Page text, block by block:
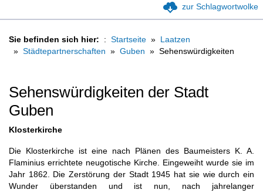
zur Schlagwortwolke
Sie befinden sich hier: Startseite
Laatzen
Städtepartnerschaften
Guben Sehenswürdigkeiten
Sehenswürdigkeiten der Stadt
Guben
Klosterkirche
Die Klosterkirche ist eine nach Plänen des Baumeisters K. A.
Flaminius errichtete neugotische Kirche. Eingeweiht wurde sie im
Jahr 1862. Die Zerstörung der Stadt 1945 hat sie wie durch ein
Wunder überstanden und ist nun, nach jahrelanger